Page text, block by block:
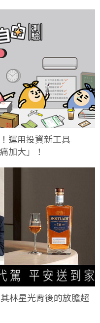
運用投資新工具
加大」！
林星光背後的放膽超